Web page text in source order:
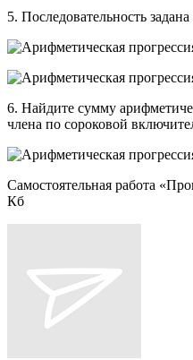
5. Последовательность
6. Найдите сумму
члена по сороковой
Самостоятельная работа
Кб